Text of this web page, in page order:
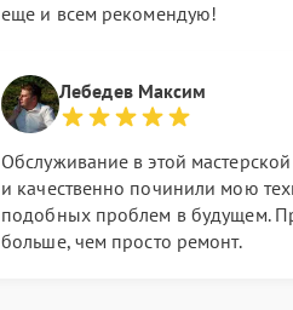
еще и всем рекомендую!
Лебедев Максим
Обслуживание в этой
и качественно починили мою
подобных проблем в будущем.
больше, чем просто ремонт.